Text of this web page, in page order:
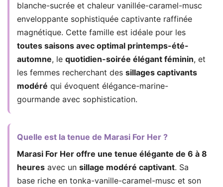
blanche-sucrée et chaleur vanillée-caramel-musc
enveloppante sophistiquée captivante raffinée
magnétique. Cette famille est idéale pour les
toutes saisons avec optimal printemps-été-
automne, le quotidien-soirée élégant féminin, et
les femmes recherchant des sillages captivants
modéré qui évoquent élégance-marine-
gourmande avec sophistication.
Quelle est la tenue de Marasi For Her ?
Marasi For Her offre une tenue élégante de 6 à 8
heures avec un sillage modéré captivant. Sa
base riche en tonka-vanille-caramel-musc et son